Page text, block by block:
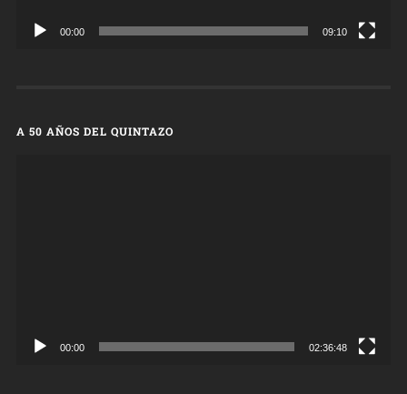
00:00 09:10
A 50 AÑOS DEL QUINTAZO
00:00 02:36:48